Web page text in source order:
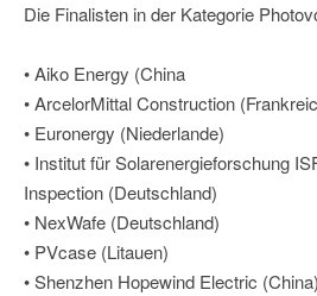
Die Finalisten in der Kategorie
• Aiko Energy (China
• ArcelorMittal Construction
• Euronergy (Niederlande)
• Institut für Solarenergieforschung
Inspection (Deutschland)
• NexWafe (Deutschland)
• PVcase (Litauen)
• Shenzhen Hopewind Electric (China)